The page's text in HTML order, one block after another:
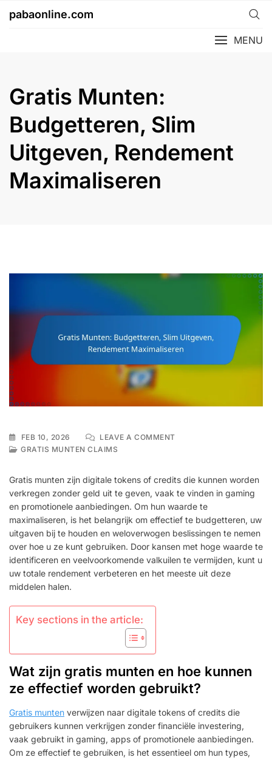
pabaonline.com
MENU
Gratis Munten:
Budgetteren, Slim
Uitgeven, Rendement
Maximaliseren
FEB 10, 2026 LEAVE A COMMENTON
SLIM
UITGEVEN,
RENDEMENT
MAXIMALISEREN
GRATIS MUNTEN CLAIMS
Gratis munten zijn digitale tokens of credits die kunnen worden
verkregen zonder geld uit te geven, vaak te vinden in gaming
en promotionele aanbiedingen. Om hun waarde te
maximaliseren, is het belangrijk om effectief te budgetteren, uw
uitgaven bij te houden en weloverwogen beslissingen te nemen
over hoe u ze kunt gebruiken. Door kansen met hoge waarde te
identificeren en veelvoorkomende valkuilen te vermijden, kunt u
uw totale rendement verbeteren en het meeste uit deze
middelen halen.
Key sections in the article:
Wat zijn gratis munten en hoe kunnen
ze effectief worden gebruikt?
Gratis munten verwijzen naar digitale tokens of credits die
gebruikers kunnen verkrijgen zonder financiële investering,
vaak gebruikt in gaming, apps of promotionele aanbiedingen.
Om ze effectief te gebruiken, is het essentieel om hun types,